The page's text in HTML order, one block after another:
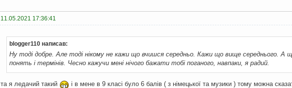
11.05.2021 17:36:41
blogger110 написав:
Ну тоді добре. Але тоді нікому не кажи що вчишся середньо. Кажи що вище середнього. А
понять і термінів. Чесно кажучи мені нічого бажати тобі поганого, навпаки, я радий.
та я ледачий такий і в мене в 9 класі було 6 балів ( з німецької та музики ) тому можна